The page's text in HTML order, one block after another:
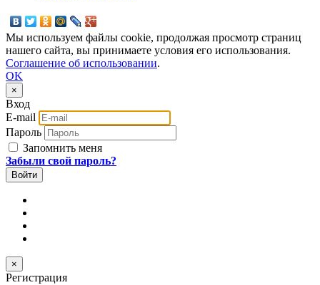
Мы используем файлы cookie, продолжая просмотр страниц
нашего сайта, вы принимаете условия его использования.
Соглашение об использовании.
OK
×
Вход
E-mail
Пароль
Запомнить меня
Забыли свой пароль?
×
Регистрация